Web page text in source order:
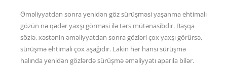
Əməliyyatdan sonra yenidən göz sürüşməsi yaşanma ehtimalı
gözün nə qədər yaxşı görməsi ilə tərs mütənasibdir. Başqa
sözlə, xəstənin əməliyyatdan sonra gözləri çox yaxşı görürsə,
sürüşmə ehtimalı çox aşağıdır. Lakin hər hansı sürüşmə
halında yenidən gözlərdə sürüşmə əməliyyatı aparıla bilər.